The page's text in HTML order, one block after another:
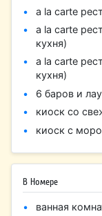
a la carte
a la carte
кухня)
a la carte
кухня)
6 баров и
киоск со
киоск с
В Номере
ванная